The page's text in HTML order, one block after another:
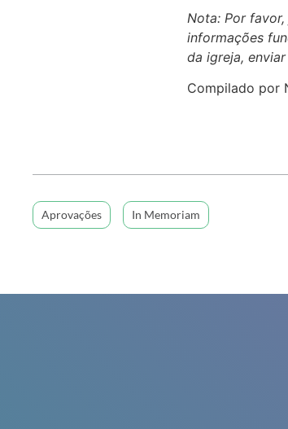
Nota: Por
informações
da igreja,
Compilado por
Aprovações In Memoriam